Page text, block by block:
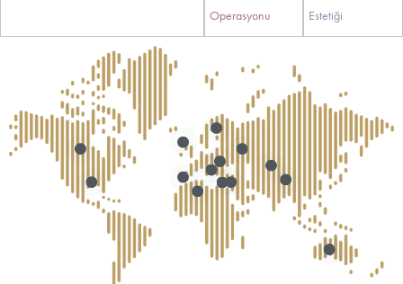
Operasyonu Estetiği